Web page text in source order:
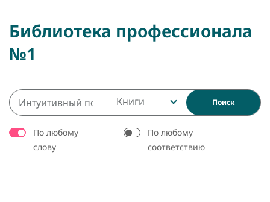
Библиотека профессионала
№1
Книги Поиск
По любому
слову
По любому
соответствию